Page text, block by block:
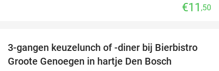
€11 ,50
41%
3-gangen keuzelunch of -diner bij Bierbistro
Groote Genoegen in hartje Den Bosch